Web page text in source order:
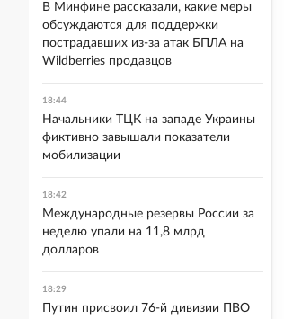
В Минфине рассказали, какие меры
обсуждаются для поддержки
пострадавших из-за атак БПЛА на
Wildberries продавцов
18:44
Начальники ТЦК на западе Украины
фиктивно завышали показатели
мобилизации
18:42
Международные резервы России за
неделю упали на 11,8 млрд
долларов
18:29
Путин присвоил 76-й дивизии ПВО